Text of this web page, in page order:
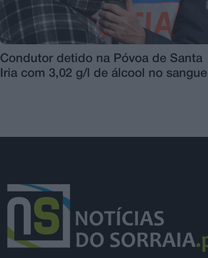
Condutor detido na Póvoa de Santa
Iria com 3,02 g/l de álcool no sangue